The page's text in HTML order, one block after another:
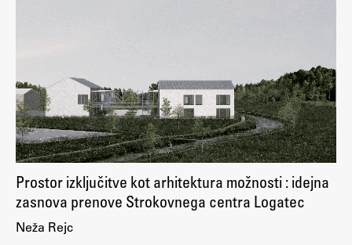
Prostor izključitve kot arhitektura možnosti : idejna
zasnova prenove Strokovnega centra Logatec
Neža Rejc